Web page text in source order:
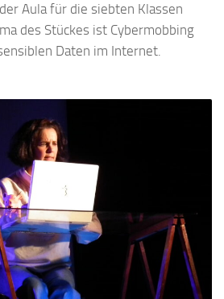
Aula für die siebten Klassen
des Stückes ist Cybermobbing
Daten im Internet.